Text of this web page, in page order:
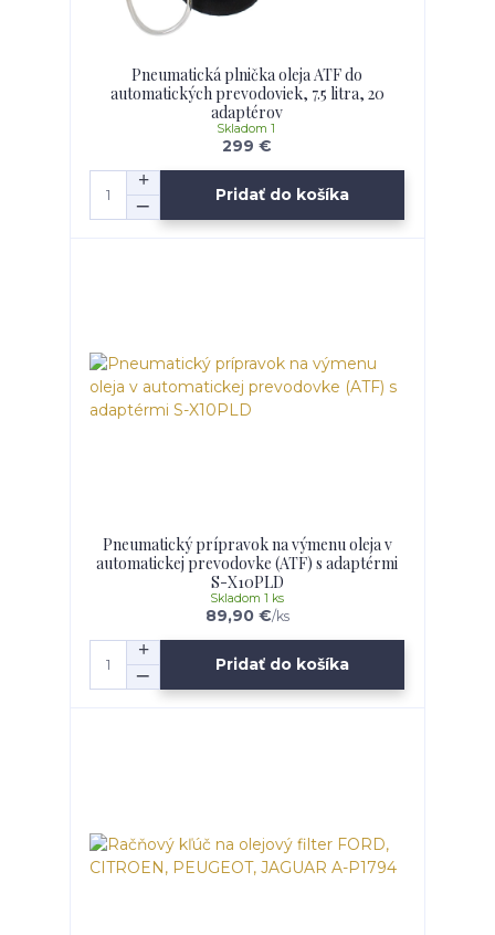
Pneumatická plnička oleja ATF do
automatických prevodoviek, 7.5 litra, 20
adaptérov
299 €
Skladom 1
Pridať do košíka
Pneumatický prípravok na výmenu oleja v
automatickej prevodovke (ATF) s adaptérmi
S-X10PLD
89,90 €/ks
Skladom 1 ks
Pridať do košíka